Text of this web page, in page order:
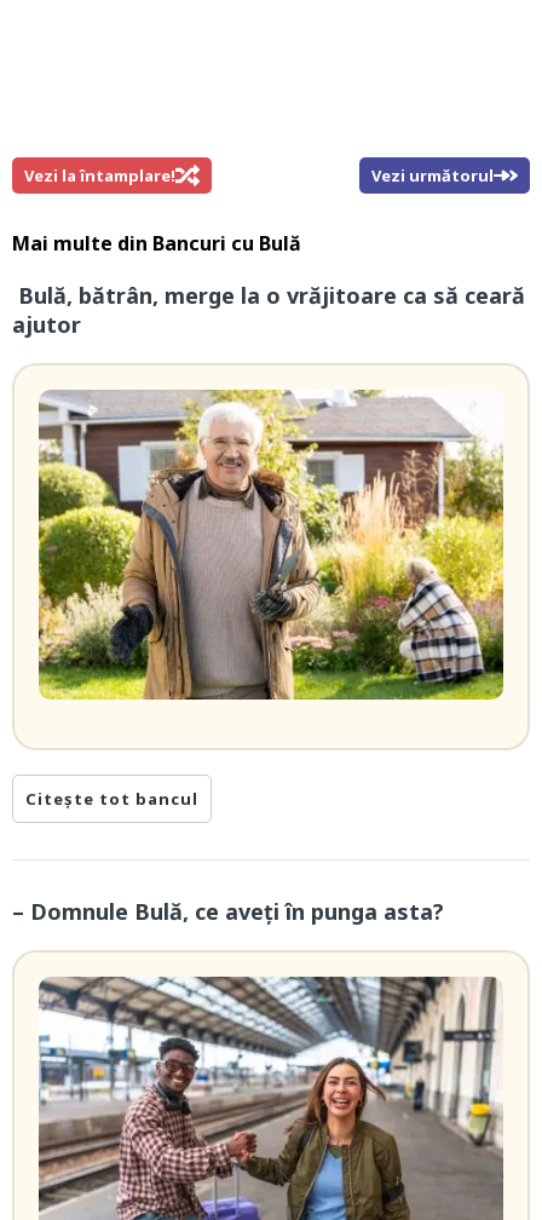
Vezi la întamplare! Vezi următorul
Mai multe din Bancuri cu Bulă
Bulă, bătrân, merge la o vrăjitoare ca să ceară
ajutor
Citește tot bancul
– Domnule Bulă, ce aveți în punga asta?